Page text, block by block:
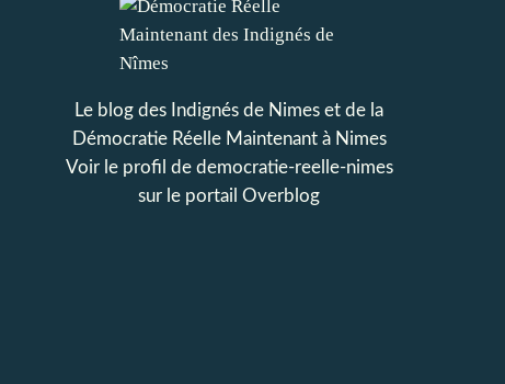
Le blog des Indignés de Nimes et de la
Démocratie Réelle Maintenant à Nimes
Voir le profil de democratie-reelle-nimes
sur le portail Overblog